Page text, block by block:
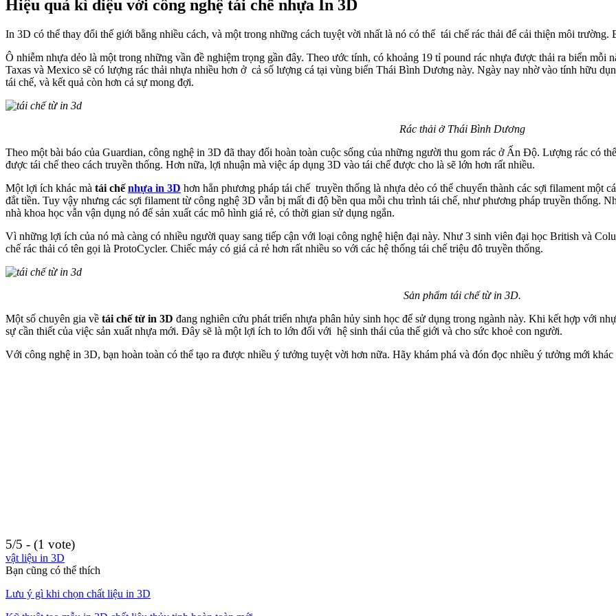
Hiệu quả kì diệu với công nghệ tái chế nhựa In 3D
In 3D có thể thay đổi thế giới bằng nhiều cách, và một trong những cách tuyệt vời nhất là nó có thể tái chế rác thải để cải thiện môi trường.
Ô nhiễm nhựa dẻo là một trong những vần đề nghiệm trọng gần đây. Theo ước tính, có khoảng 19 tỉ pound rác nhựa được thải ra biển
Taxas và Mexico sẽ có lượng rác thải nhựa nhiều hơn ở cả số lượng cá tại vùng biển Thái Bình Dương này. Ngày nay nhờ vào tính hữu
tái chế, và kết quả còn hơn cả sự mong đợi.
Rác thải ở Thái Bình Dương
Theo một bài báo của Guardian, công nghệ in 3D đã thay đổi hoàn toàn cuộc sống của những người thu gom rác ở Ấn Độ. Lượng rác có
được tái chế theo cách truyền thống. Hơn nữa, lợi nhuận mà việc áp dụng 3D vào tái chế được cho là sẽ lớn hơn rất nhiều.
Một lợi ích khác mà tái chếnhựa in 3D hơn hẳn phương pháp tái chế truyền thống là nhựa dẻo có thể chuyển thành các sợi filament một
đắt tiền. Tuy vậy nhưng các sợi filament từ công nghệ 3D vẫn bị mất đi độ bền qua mỗi chu trình tái chế, như phương pháp truyền thống.
nhà khoa học vẫn vận dụng nó để sản xuất các mô hình giá rẻ, có thời gian sử dụng ngắn.
Vì những lợi ích của nó mà càng có nhiều người quay sang tiếp cận với loại công nghệ hiện đại này. Như 3 sinh viên đại học British và
chế rác thải có tên gọi là ProtoCycler. Chiếc máy có giá cả rẻ hơn rất nhiều so với các hệ thống tái chế triệu đô truyền thống.
Sản phẩm tái chế từ in 3D.
Một số chuyên gia về tái chế từ in 3D đang nghiên cứu phát triển nhựa phân hủy sinh học để sử dụng trong ngành này. Khi kết hợp với
sự cần thiết của việc sản xuất nhựa mới. Đây sẽ là một lợi ích to lớn đối với hệ sinh thái của thế giới và cho sức khoẻ con người.
Với công nghệ in 3D, bạn hoàn toàn có thể tạo ra được nhiều ý tưởng tuyệt vời hơn nữa. Hãy khám phá và đón đọc nhiều ý tưởng mới
5/5 - (1 vote)
vật liệu in 3D
Bạn cũng có thể thích
Lưu ý gì khi chọn chất liệu in 3D